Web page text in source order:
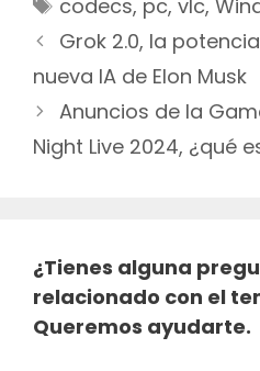
codecs, pc, vlc,
Navegación
de
entradas
Grok 2.0, la
nueva IA de Elon Musk
Anuncios de la
Night Live 2024, ¿qué
¿Tienes alguna
relacionado con el
Queremos ayudarte.